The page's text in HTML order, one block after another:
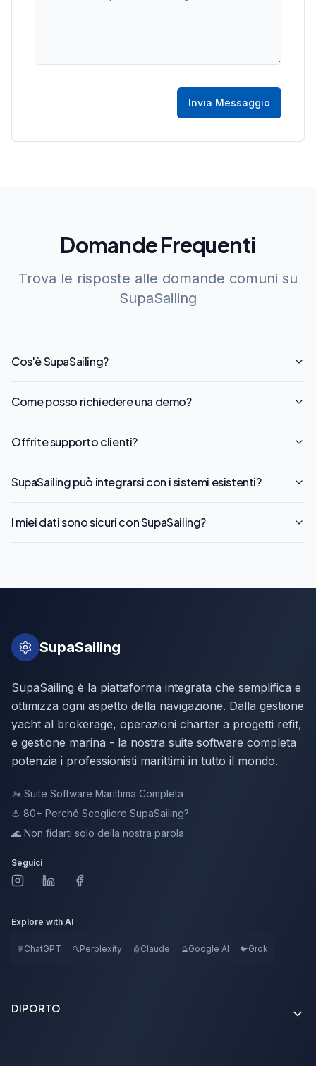
Invia Messaggio
Domande Frequenti
Trova le risposte alle domande comuni su
SupaSailing
Cos'è SupaSailing?
Come posso richiedere una demo?
Offrite supporto clienti?
SupaSailing può integrarsi con i sistemi esistenti?
I miei dati sono sicuri con SupaSailing?
SupaSailing
SupaSailing è la piattaforma integrata che semplifica e
ottimizza ogni aspetto della navigazione. Dalla gestione
yacht al brokerage, operazioni charter a progetti refit,
e gestione marina - la nostra suite software completa
potenzia i professionisti marittimi in tutto il mondo.
🚤 Suite Software Marittima Completa
⚓ 80+ Perché Scegliere SupaSailing?
🌊 Non fidarti solo della nostra parola
Seguici
Explore with AI
💬ChatGPT 🔍Perplexity 🤖 Claude 🔮Google AI 🐦Grok
DIPORTO